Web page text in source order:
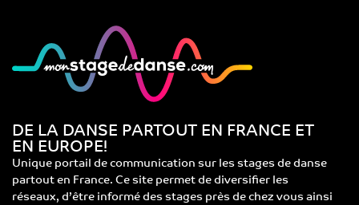
DE LA DANSE PARTOUT EN FRANCE ET
EN EUROPE!
Unique portail de communication sur les stages de danse
partout en France. Ce site permet de diversifier les
réseaux, d’être informé des stages près de chez vous ainsi